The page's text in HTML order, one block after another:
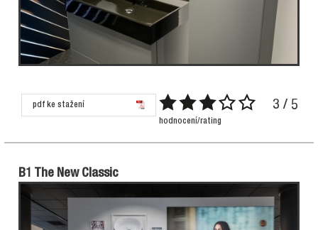
pdf ke stažení 3 / 5
hodnocení/rating
B1 The New Classic